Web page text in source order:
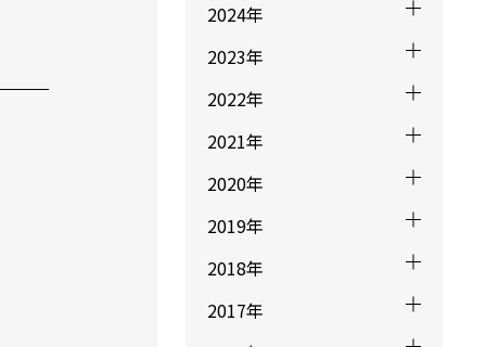
2024年
2023年
2022年
2021年
2020年
2019年
2018年
2017年